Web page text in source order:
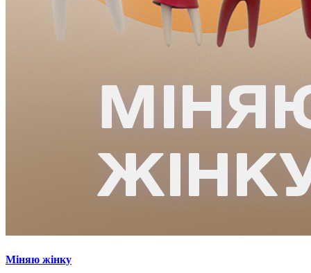
Міняю жінку